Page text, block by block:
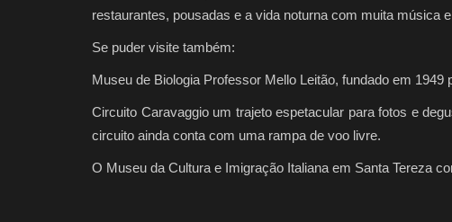
restaurantes, pousadas e a vida noturna com muita música
Se puder visite também:
Museu de Biologia Professor Mello Leitão, fundado em 1949
Circuito Caravaggio um trajeto espetacular para fotos e
circuito ainda conta com uma rampa de voo livre.
O Museu da Cultura e Imigração Italiana em Santa Tereza